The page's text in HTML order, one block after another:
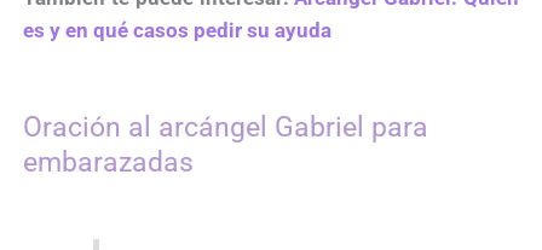
es y en qué casos pedir su ayuda
Oración al arcángel Gabriel para
embarazadas